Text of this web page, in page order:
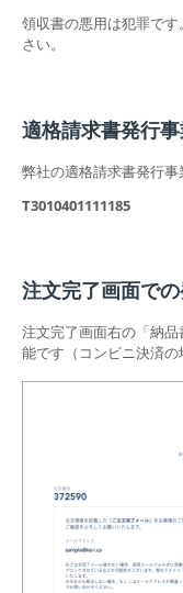
領収書の悪用は犯罪で
さい。
適格請求書発行
弊社の適格請求書発行事
T3010401111185
注文完了画面で
注文完了画面右の「納
能です（コンビニ決済の